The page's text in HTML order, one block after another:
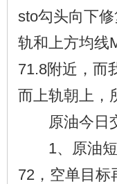
sto勾头向下
轨和上方均线
71.8附近，而
而上轨朝上，
原油今日交
1、原油短
72，空单目标